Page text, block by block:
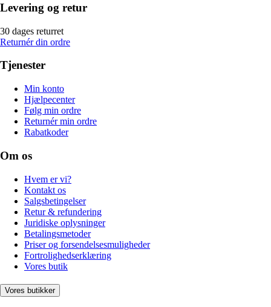
Levering og retur
30 dages returret
Returnér din ordre
Tjenester
Min konto
Hjælpecenter
Følg min ordre
Returnér min ordre
Rabatkoder
Om os
Hvem er vi?
Kontakt os
Salgsbetingelser
Retur & refundering
Juridiske oplysninger
Betalingsmetoder
Priser og forsendelsesmuligheder
Fortrolighedserklæring
Vores butik
Vores butikker